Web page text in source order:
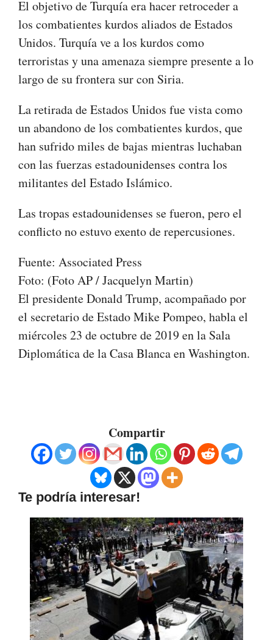
El objetivo de Turquía era hacer retroceder a
los combatientes kurdos aliados de Estados
Unidos. Turquía ve a los kurdos como
terroristas y una amenaza siempre presente a lo
largo de su frontera sur con Siria.
La retirada de Estados Unidos fue vista como
un abandono de los combatientes kurdos, que
han sufrido miles de bajas mientras luchaban
con las fuerzas estadounidenses contra los
militantes del Estado Islámico.
Las tropas estadounidenses se fueron, pero el
conflicto no estuvo exento de repercusiones.
Fuente: Associated Press
Foto: (Foto AP / Jacquelyn Martin)
El presidente Donald Trump, acompañado por
el secretario de Estado Mike Pompeo, habla el
miércoles 23 de octubre de 2019 en la Sala
Diplomática de la Casa Blanca en Washington.
Compartir
Te podría interesar!